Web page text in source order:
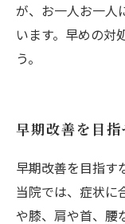
が、お一人お一人
います。早めの対
う。
早期改善を目指
早期改善を目指す
当院では、症状に
や膝、肩や首、腰